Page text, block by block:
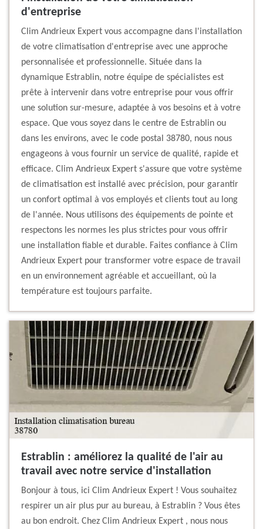
d'entreprise
Clim Andrieux Expert vous accompagne dans l'installation
de votre climatisation d'entreprise avec une approche
personnalisée et professionnelle. Située dans la
dynamique Estrablin, notre équipe de spécialistes est
prête à intervenir dans votre entreprise pour vous offrir
une solution sur-mesure, adaptée à vos besoins et à votre
espace. Que vous soyez dans le centre de Estrablin ou
dans les environs, avec le code postal 38780, nous nous
engageons à vous fournir un service de qualité, rapide et
efficace. Clim Andrieux Expert s'assure que votre système
de climatisation est installé avec précision, pour garantir
un confort optimal à vos employés et clients tout au long
de l'année. Nous utilisons des équipements de pointe et
respectons les normes les plus strictes pour vous offrir
une installation fiable et durable. Faites confiance à Clim
Andrieux Expert pour transformer votre espace de travail
en un environnement agréable et accueillant, où la
température est toujours parfaite.
Estrablin : améliorez la qualité de l'air au
travail avec notre service d'installation
Bonjour à tous, ici Clim Andrieux Expert ! Vous souhaitez
respirer un air plus pur au bureau, à Estrablin ? Vous êtes
au bon endroit. Chez Clim Andrieux Expert , nous nous